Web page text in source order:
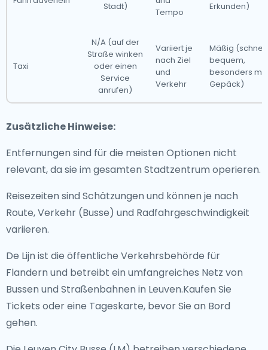
Stadt)
Tempo
Erkunden)
Taxi
N/A (auf der
Straße winken
oder einen
Service
anrufen)
Variiert je
nach Ziel
und
Verkehr
Mäßig (schnell,
bequem,
besonders mit
Gepäck)
Zusätzliche Hinweise:
Entfernungen sind für die meisten Optionen nicht
relevant, da sie im gesamten Stadtzentrum operieren.
Reisezeiten sind Schätzungen und können je nach
Route, Verkehr (Busse) und Radfahrgeschwindigkeit
variieren.
De Lijn ist die öffentliche Verkehrsbehörde für
Flandern und betreibt ein umfangreiches Netz von
Bussen und Straßenbahnen in Leuven.Kaufen Sie
Tickets oder eine Tageskarte, bevor Sie an Bord
gehen.